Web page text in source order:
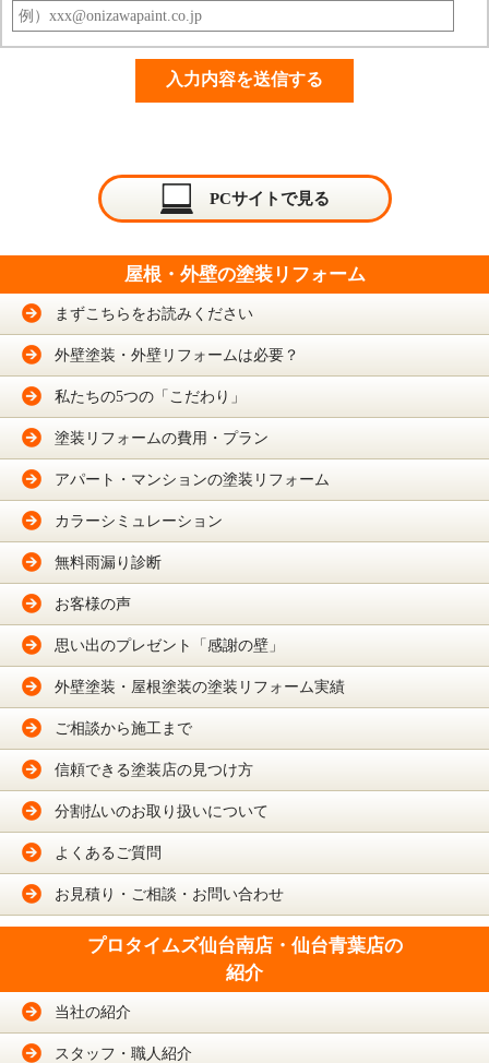
PCサイトで見る
屋根・外壁の塗装リフォーム
まずこちらをお読みください
外壁塗装・外壁リフォームは必要？
私たちの5つの「こだわり」
塗装リフォームの費用・プラン
アパート・マンションの塗装リフォーム
カラーシミュレーション
無料雨漏り診断
お客様の声
思い出のプレゼント「感謝の壁」
外壁塗装・屋根塗装の塗装リフォーム実績
ご相談から施工まで
信頼できる塗装店の見つけ方
分割払いのお取り扱いについて
よくあるご質問
お見積り・ご相談・お問い合わせ
プロタイムズ仙台南店・仙台青葉店の
紹介
当社の紹介
スタッフ・職人紹介